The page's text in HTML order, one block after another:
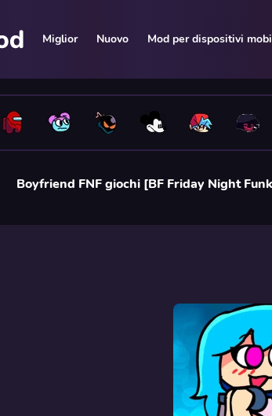
Miglior Nuovo Mod per dispositivi
Boyfriend FNF giochi [BF Friday Night